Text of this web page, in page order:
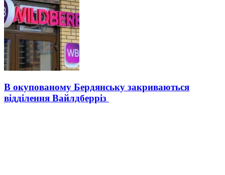
В окупованому Бердянську закриваються
відділення Вайлдберріз